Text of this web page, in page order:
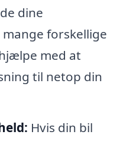
dine
forskellige
med at
til netop din
Hvis din bil